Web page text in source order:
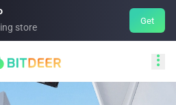
store
Get
